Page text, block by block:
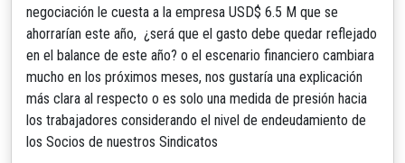
negociación le cuesta a la empresa USD$ 6.5 M que se
ahorrarían este año, ¿será que el gasto debe quedar reflejado
en el balance de este año? o el escenario financiero cambiara
mucho en los próximos meses, nos gustaría una explicación
más clara al respecto o es solo una medida de presión hacia
los trabajadores considerando el nivel de endeudamiento de
los Socios de nuestros Sindicatos